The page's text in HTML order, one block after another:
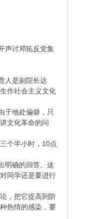
声讨邓拓反党集
人是副院长达
作社会主义文化
于地处偏僻，只
文化革命的问
个半小时，10点
明确的回答。这
同学还是要进行
，把它提高到阶
热情的感染，要